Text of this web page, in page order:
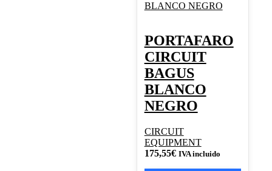
PORTAFARO
CIRCUIT
BAGUS
BLANCO
NEGRO
CIRCUIT
EQUIPMENT
175,55€ IVA incluido